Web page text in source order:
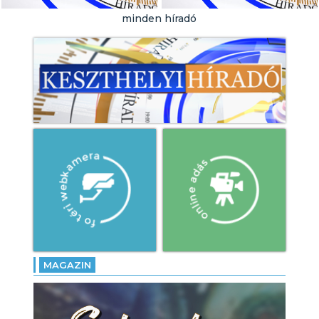
Városi Strandra!
- Örökségünk tábor: töretlen
a népszerűsége a
pásztorélet
hagyományainak!
- Altér Feszt: megkezdődött
a négynapos program
Gyenesdiáson!
minden híradó
MAGAZIN